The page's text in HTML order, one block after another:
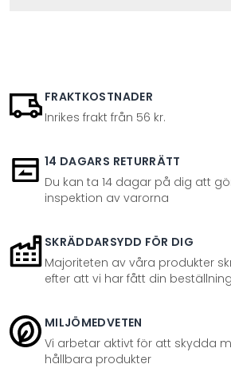
FRAKTKOSTNADER
Inrikes frakt från 56 kr.
14 DAGARS RETURRÄTT
Du kan ta 14 dagar på dig att
inspektion av varorna
SKRÄDDARSYDD FÖR DIG
Majoriteten av våra produkter
efter att vi har fått din beställning
MILJÖMEDVETEN
Vi arbetar aktivt för att skydda
hållbara produkter